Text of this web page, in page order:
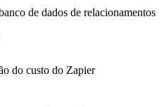
de dados de relacionamentos
do custo do Zapier